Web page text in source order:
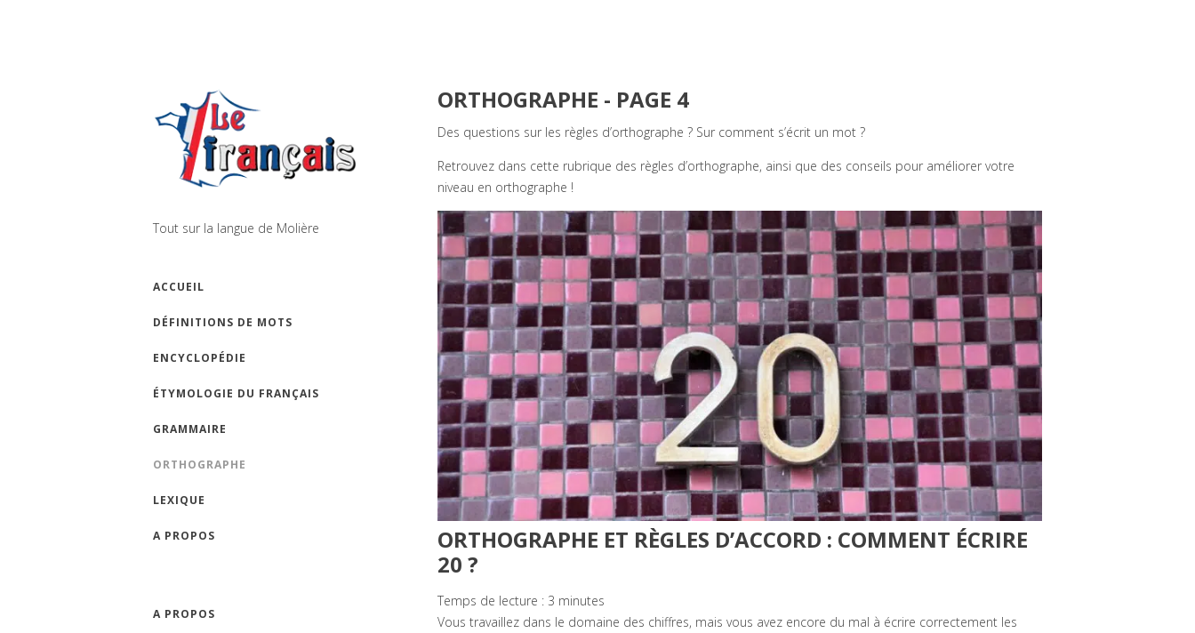
Tout sur la langue de Molière
ACCUEIL
DÉFINITIONS DE MOTS
ENCYCLOPÉDIE
ÉTYMOLOGIE DU FRANÇAIS
GRAMMAIRE
ORTHOGRAPHE
LEXIQUE
A PROPOS
A PROPOS
ORTHOGRAPHE - PAGE 4
Des questions sur les règles d’orthographe ? Sur comment s’écrit un mot ?
Retrouvez dans cette rubrique des règles d’orthographe, ainsi que des conseils pour améliorer votre
niveau en orthographe !
ORTHOGRAPHE ET RÈGLES D’ACCORD : COMMENT ÉCRIRE
20 ?
Temps de lecture : 3 minutes
Vous travaillez dans le domaine des chiffres, mais vous avez encore du mal à écrire correctement les